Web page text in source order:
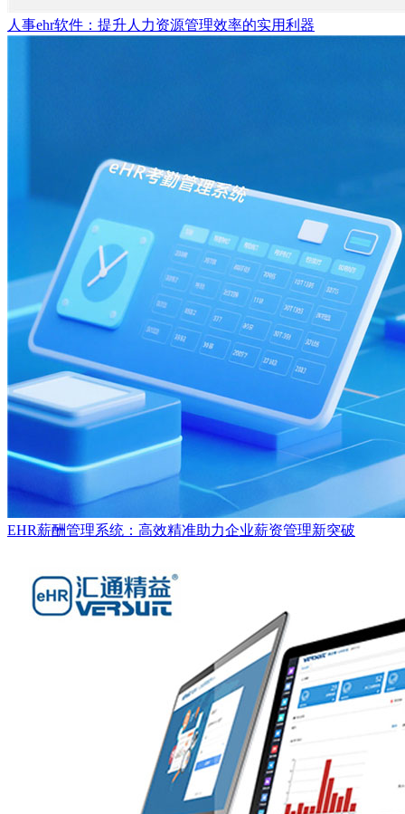
人事ehr软件：提升人力资源管理效率的实用利器
EHR薪酬管理系统：高效精准助力企业薪资管理新突破